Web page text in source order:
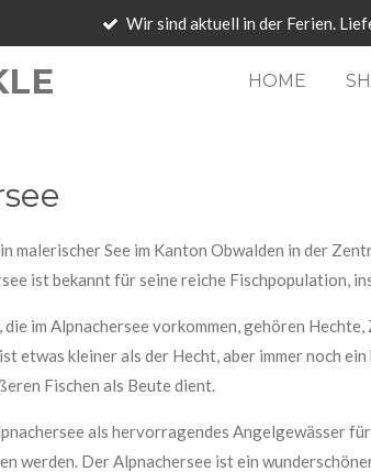
Wir sind aktuell in der Ferien.
HOME
malerischer See im Kanton Obwalden in der
ist bekannt für seine reiche Fischpopulation,
im Alpnachersee vorkommen, gehören
etwas kleiner als der Hecht, aber immer noch
Fischen als Beute dient.
als hervorragendes Angelgewässer
werden. Der Alpnachersee ist ein